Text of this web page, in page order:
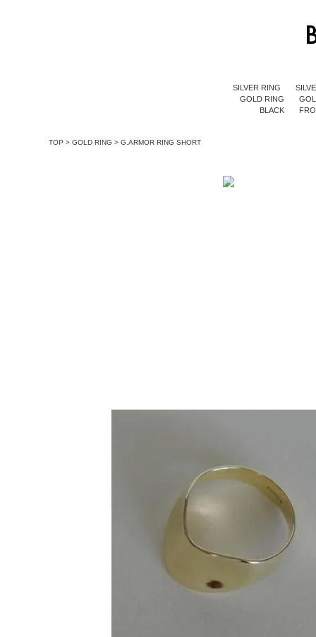
SILVER RING
GOLD RING
BLACK
TOP > GOLD RING > G.ARMOR RING SHORT